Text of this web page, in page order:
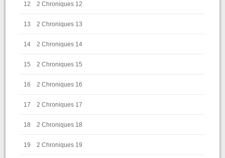
12 2 Chroniques 12
13 2 Chroniques 13
14 2 Chroniques 14
15 2 Chroniques 15
16 2 Chroniques 16
17 2 Chroniques 17
18 2 Chroniques 18
19 2 Chroniques 19